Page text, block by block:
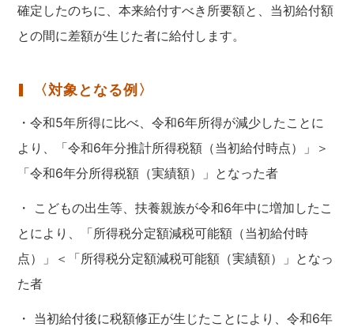
確定したのちに、本来給付すべき所要額と、当初給付額
との間に差額が生じた者に給付します。
〈対象となる例〉
・令和5年所得に比べ、令和6年所得が減少したことに
より、「令和6年分推計所得税額（当初給付時点）」＞
「令和6年分所得税額（実績額）」となった者
・ こどもの出生等、扶養親族が令和6年中に増加したこ
とにより、「所得税分定額減税可能額（当初給付時
点）」＜「所得税分定額減税可能額（実績額）」となっ
た者
・ 当初給付後に税額修正が生じたことにより、令和6年